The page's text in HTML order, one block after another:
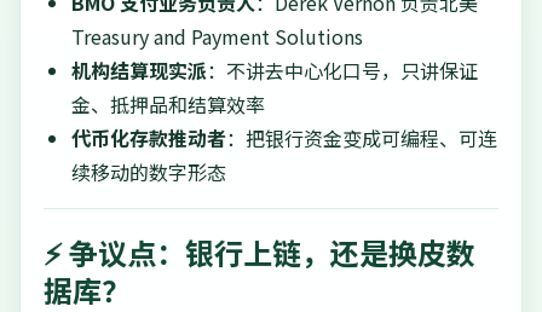
Treasury and Payment Solutions
机构结算现实派：不讲去中心化口号，只讲保证
金、抵押品和结算效率
代币化存款推动者：把银行资金变成可编程、可连
续移动的数字形态
⚡ 争议点：银行上链，还是换皮数
据库？